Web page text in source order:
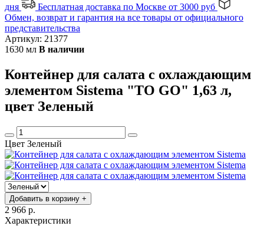
дня
Бесплатная доставка по Москве от 3000 руб
Обмен, возврат и гарантия на все товары от официального
представительства
Артикул: 21377
1630 мл В наличии
Контейнер для салата с охлаждающим
элементом Sistema "TO GO" 1,63 л,
цвет Зеленый
Цвет Зеленый
Добавить в корзину +
2 966 р.
Характеристики